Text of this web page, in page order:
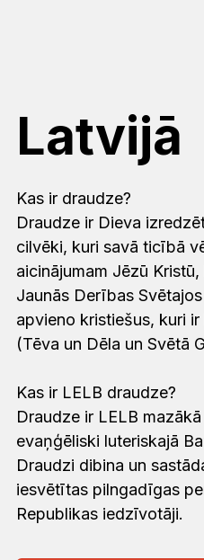
Latvijā
Kas ir draudze?
Draudze ir Dieva
cilvēki, kuri savā ticībā
aicinājumam Jēzū
Jaunās Derības
apvieno kristiešus, kuri
(Tēva un Dēla un Svētā
Kas ir LELB draudze?
Draudze ir LELB
evaņģēliski luteriskajā
Draudzi dibina un
iesvētītas pilngadīgas
Republikas iedzīvotāji.